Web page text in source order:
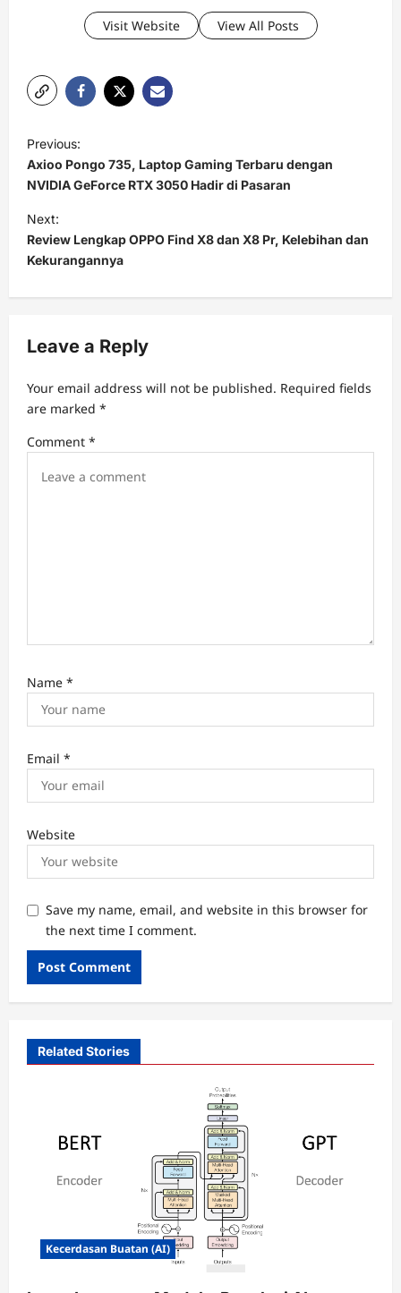
Visit Website View All Posts
o
s
t
n
a
v
g
a
t
i
Previous:
Axioo Pongo 735, Laptop Gaming Terbaru dengan
NVIDIA GeForce RTX 3050 Hadir di Pasaran
Next:
Review Lengkap OPPO Find X8 dan X8 Pr, Kelebihan dan
Kekurangannya
Leave a Reply
Your email address will not be published. Required fields
are marked *
Comment *
Name *
Email *
Website
Save my name, email, and website in this browser for
the next time I comment.
Related Stories
Kecerdasan Buatan (AI)